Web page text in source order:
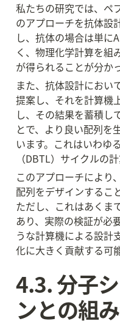
私たちの研究では、ペ
のアプローチを抗体設
し、抗体の場合は単
く、物理化学計算を組
が得られることが分か
また、抗体設計におい
提案し、それを計算機
し、その結果を蓄積し
とで、より良い配列を
います。これはいわゆ
（DBTL）サイクルの
このアプローチにより
配列をデザインするこ
ただし、これはあくま
あり、実際の検証が必
うな計算機による設計
化に大きく貢献する可
4.3. 分子
ンとの組